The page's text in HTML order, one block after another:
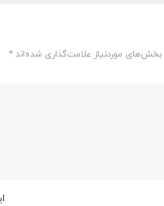
بخش‌های موردنیاز علامت‌گذاری شده‌اند*